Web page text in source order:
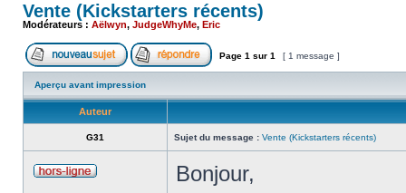
Vente (Kickstarters récents)
Modérateurs : Aëlwyn, JudgeWhyMe, Eric
Page 1 sur 1 [ 1 message ]
Aperçu avant impression
Auteur
G31 Sujet du message : Vente (Kickstarters récents)
Bonjour,